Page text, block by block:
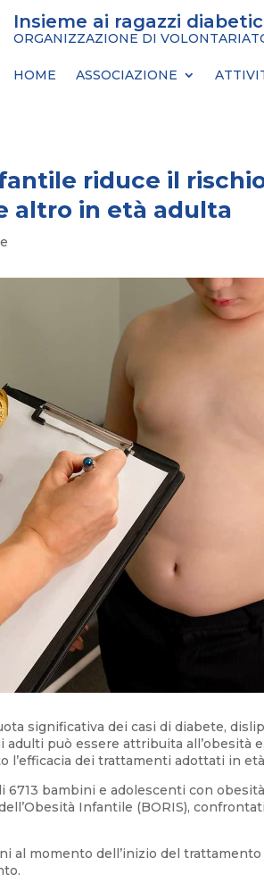
Insieme ai ragazzi
ORGANIZZAZIONE DI
HOME ASSOCIAZIONE
riduce il
altro in età adulta
significativa dei casi di diabete,
può essere attribuita all’obesità
l’efficacia dei trattamenti adottati in
bambini e adolescenti con
Infantile (BORIS),
al momento dell’inizio del trattamento